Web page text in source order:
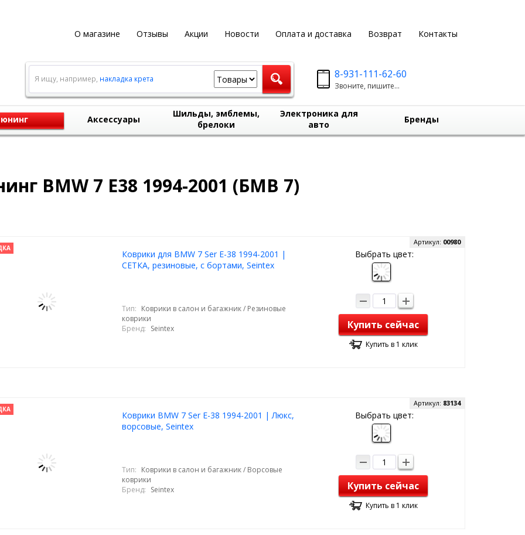
О магазине Отзывы Акции Новости Оплата и доставка Возврат Контакты
8-931-111-62-60
Звоните, пишите...
Я ищу, например, накладка крета
Аксессуары
Шильды, эмблемы,
брелоки
Электроника для
авто
Бренды
BMW 7 E38 1994-2001 (БМВ 7)
Коврики для BMW 7 Ser E-38 1994-2001 |
СЕТКА, резиновые, с бортами, Seintex
Артикул: 00980
Тип: Коврики в салон и багажник / Резиновые
коврики
Бренд: Seintex
Выбрать цвет:
Купить сейчас
Купить в 1 клик
Коврики BMW 7 Ser E-38 1994-2001 | Люкс,
ворсовые, Seintex
Артикул: 83134
Тип: Коврики в салон и багажник / Ворсовые
коврики
Бренд: Seintex
Выбрать цвет:
Купить сейчас
Купить в 1 клик